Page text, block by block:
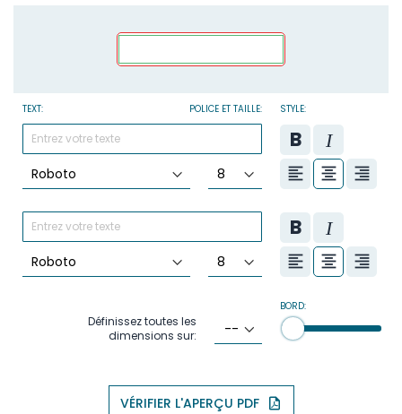
TEXT: POLICE ET TAILLE: STYLE:
Définissez toutes les
dimensions sur:
BORD:
VÉRIFIER L'APERÇU PDF